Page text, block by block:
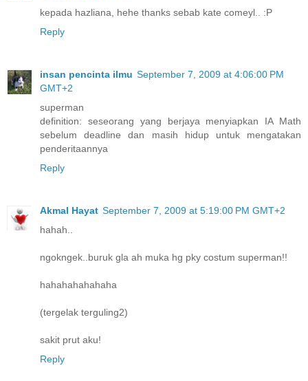
kepada hazliana, hehe thanks sebab kate comeyl.. :P
Reply
insan pencinta ilmu September 7, 2009 at 4:06:00 PM
GMT+2
superman
definition: seseorang yang berjaya menyiapkan IA Math
sebelum deadline dan masih hidup untuk mengatakan
penderitaannya
Reply
Akmal Hayat September 7, 2009 at 5:19:00 PM GMT+2
hahah..
ngokngek..buruk gla ah muka hg pky costum superman!!
hahahahahahaha
(tergelak terguling2)
sakit prut aku!
Reply